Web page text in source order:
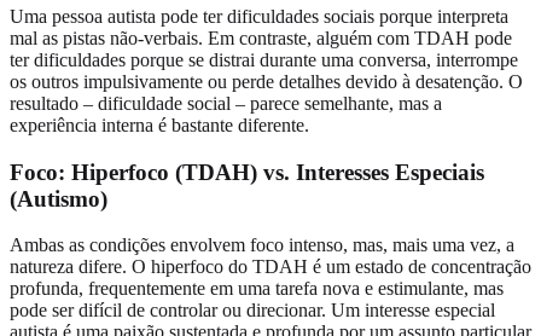
Uma pessoa autista pode ter dificuldades sociais porque interpreta
mal as pistas não-verbais. Em contraste, alguém com TDAH pode
ter dificuldades porque se distrai durante uma conversa, interrompe
os outros impulsivamente ou perde detalhes devido à desatenção. O
resultado – dificuldade social – parece semelhante, mas a
experiência interna é bastante diferente.
Foco: Hiperfoco (TDAH) vs. Interesses Especiais
(Autismo)
Ambas as condições envolvem foco intenso, mas, mais uma vez, a
natureza difere. O hiperfoco do TDAH é um estado de concentração
profunda, frequentemente em uma tarefa nova e estimulante, mas
pode ser difícil de controlar ou direcionar. Um interesse especial